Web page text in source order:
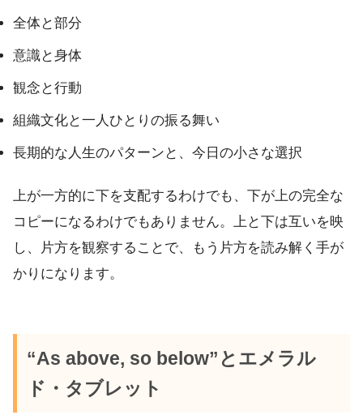
全体と部分
意識と身体
観念と行動
組織文化と一人ひとりの振る舞い
長期的な人生のパターンと、今日の小さな選択
上が一方的に下を支配するわけでも、下が上の完全な
コピーになるわけでもありません。上と下は互いを映
し、片方を観察することで、もう片方を読み解く手が
かりになります。
“As above, so below”とエメラル
ド・タブレット